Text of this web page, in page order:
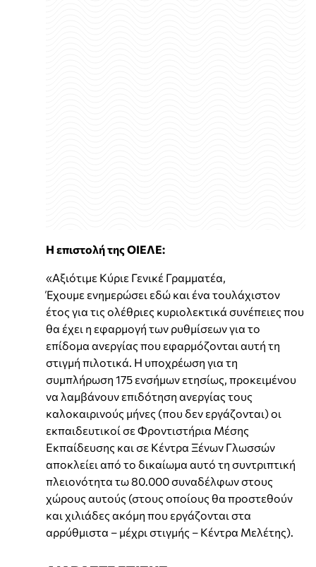
Η επιστολή της ΟΙΕΛΕ:
«Αξιότιμε Κύριε Γενικέ Γραμματέα,
Έχουμε ενημερώσει εδώ και ένα τουλάχιστον
έτος για τις ολέθριες κυριολεκτικά συνέπειες που
θα έχει η εφαρμογή των ρυθμίσεων για το
επίδομα ανεργίας που εφαρμόζονται αυτή τη
στιγμή πιλοτικά. Η υποχρέωση για τη
συμπλήρωση 175 ενσήμων ετησίως, προκειμένου
να λαμβάνουν επιδότηση ανεργίας τους
καλοκαιρινούς μήνες (που δεν εργάζονται) οι
εκπαιδευτικοί σε Φροντιστήρια Μέσης
Εκπαίδευσης και σε Κέντρα Ξένων Γλωσσών
αποκλείει από το δικαίωμα αυτό τη συντριπτική
πλειονότητα τω 80.000 συναδέλφων στους
χώρους αυτούς (στους οποίους θα προστεθούν
και χιλιάδες ακόμη που εργάζονται στα
αρρύθμιστα – μέχρι στιγμής – Κέντρα Μελέτης).